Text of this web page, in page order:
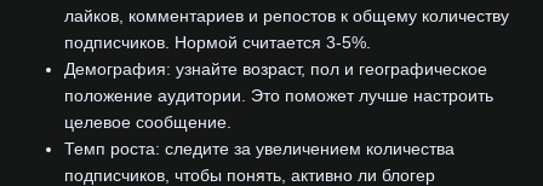
лайков, комментариев и репостов к общему количеству
подписчиков. Нормой считается 3-5%.
Демография: узнайте возраст, пол и географическое
положение аудитории. Это поможет лучше настроить
целевое сообщение.
Темп роста: следите за увеличением количества
подписчиков, чтобы понять, активно ли блогер